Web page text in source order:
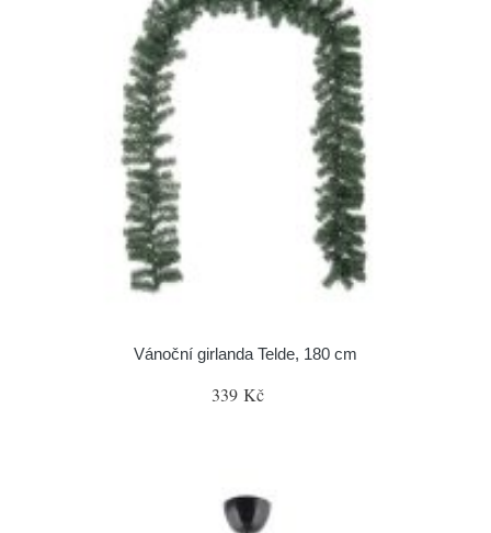
Vánoční girlanda Telde, 180 cm
339 Kč